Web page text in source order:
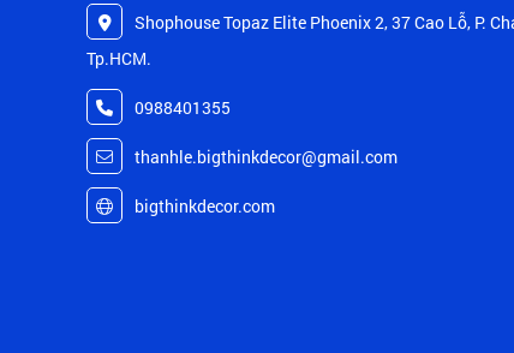
Shophouse Topaz Elite Phoenix 2, 37 Cao Lỗ, P.
Tp.HCM.
0988401355
thanhle.bigthinkdecor@gmail.com
bigthinkdecor.com